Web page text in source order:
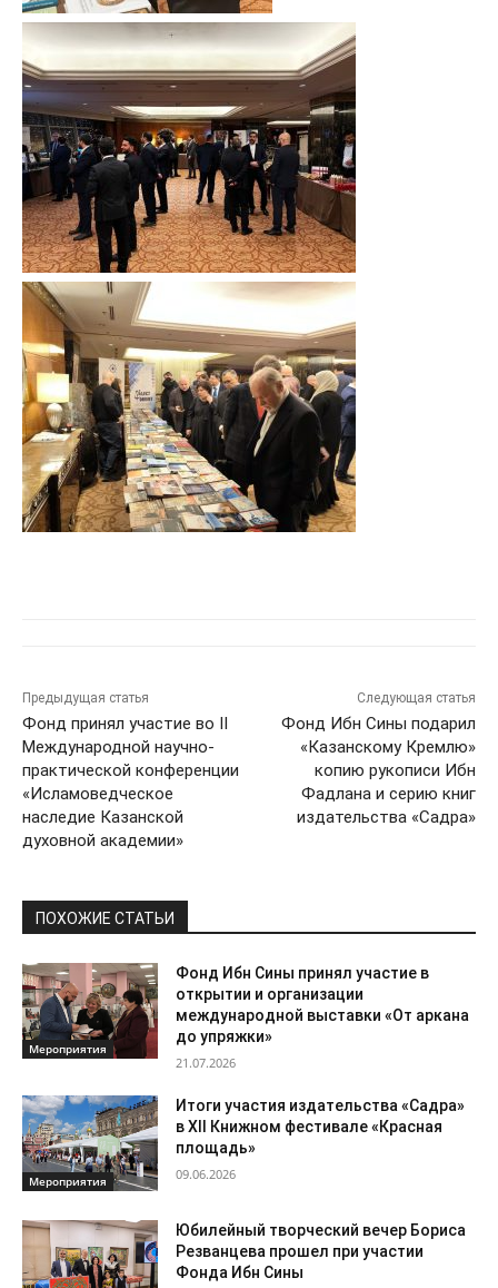
Предыдущая статья
Фонд принял участие во II
Международной научно-
практической конференции
«Исламоведческое
наследие Казанской
духовной академии»
Следующая статья
Фонд Ибн Сины подарил
«Казанскому Кремлю»
копию рукописи Ибн
Фадлана и серию книг
издательства «Садра»
ПОХОЖИЕ СТАТЬИ
Мероприятия
Фонд Ибн Сины принял участие в
открытии и организации
международной выставки «От аркана
до упряжки»
21.07.2026
Мероприятия
Итоги участия издательства «Садра»
в XII Книжном фестивале «Красная
площадь»
09.06.2026
Юбилейный творческий вечер Бориса
Резванцева прошел при участии
Фонда Ибн Сины